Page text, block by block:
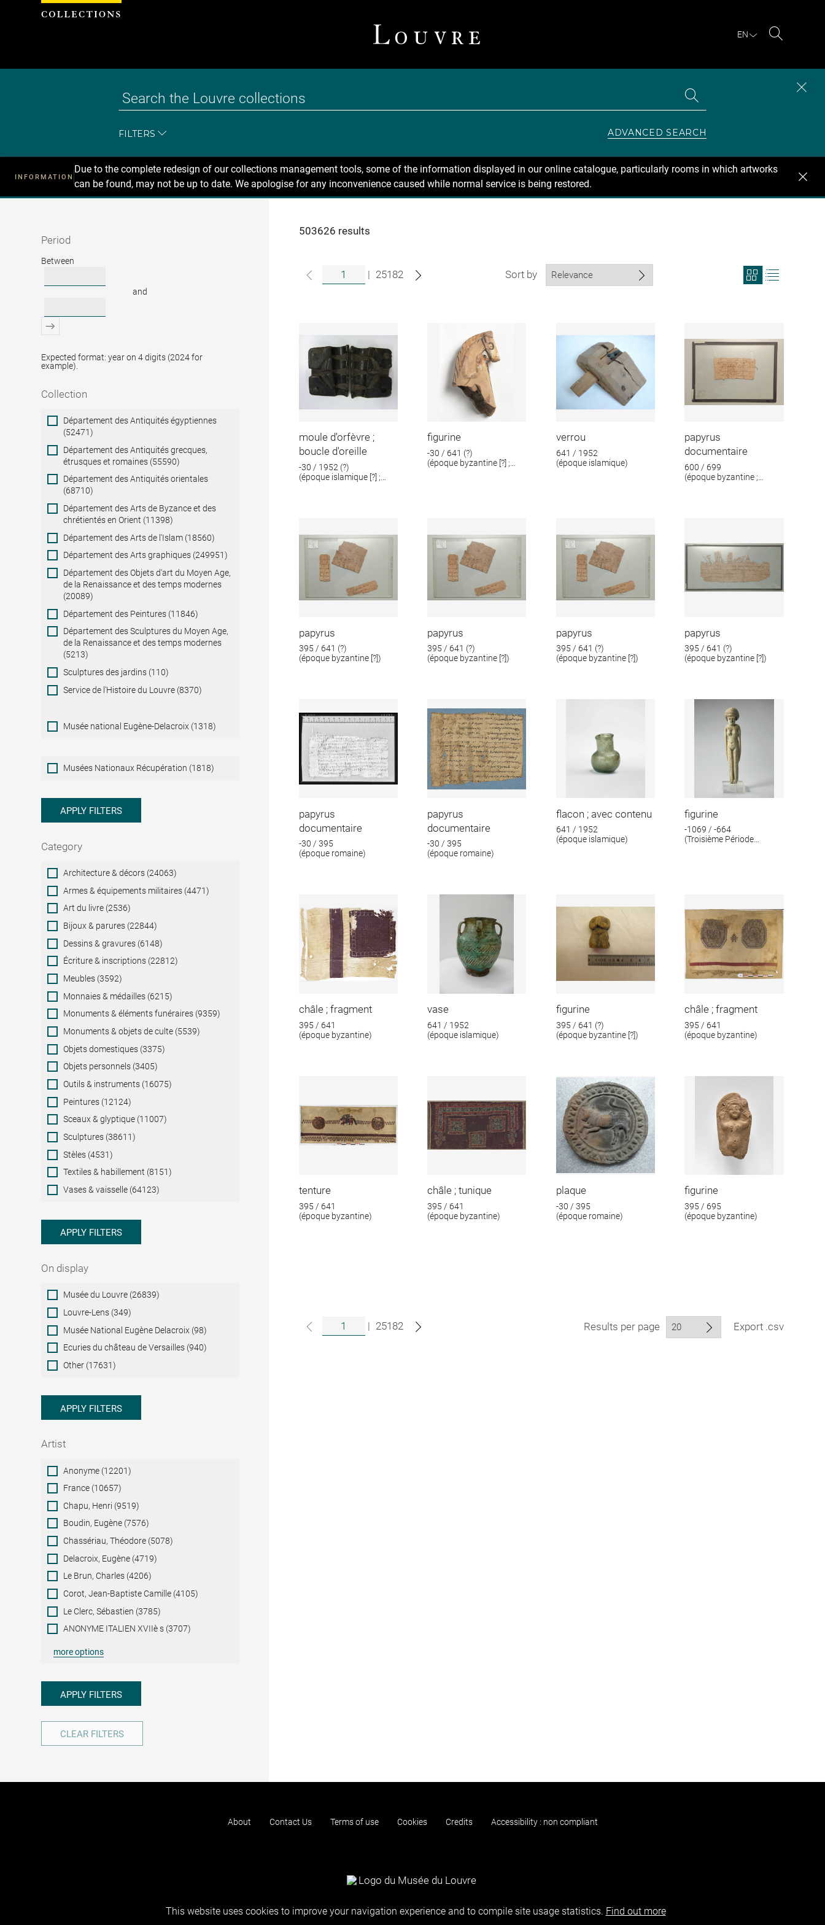
EN
FILTERS ADVANCED SEARCH
INFORMATION
Due to the complete redesign of our collections management tools, some of the information displayed in our online catalogue, particularly rooms in which artworks
can be found, may not be up to date. We apologise for any inconvenience caused while normal service is being restored.
Recherche
Period
Period
Between
and
Expected format: year on 4 digits (2024 for
example).
Collection
Collection
Département des Antiquités égyptiennes
(52471)
Département des Antiquités grecques,
étrusques et romaines (55590)
Département des Antiquités orientales
(68710)
Département des Arts de Byzance et des
chrétientés en Orient (11398)
Département des Arts de l'Islam (18560)
Département des Arts graphiques (249951)
Département des Objets d'art du Moyen Age,
de la Renaissance et des temps modernes
(20089)
Département des Peintures (11846)
Département des Sculptures du Moyen Age,
de la Renaissance et des temps modernes
(5213)
Sculptures des jardins (110)
Service de l'Histoire du Louvre (8370)
Musée national Eugène-Delacroix (1318)
Musées
Nationaux
Musées Nationaux Récupération (1818)
APPLY FILTERS
Category
Category
Architecture & décors (24063)
Armes & équipements militaires (4471)
Art du livre (2536)
Bijoux & parures (22844)
Dessins & gravures (6148)
Écriture & inscriptions (22812)
Meubles (3592)
Monnaies & médailles (6215)
Monuments & éléments funéraires (9359)
Monuments & objets de culte (5539)
Objets domestiques (3375)
Objets personnels (3405)
Outils & instruments (16075)
Peintures (12124)
Sceaux & glyptique (11007)
Sculptures (38611)
Stèles (4531)
Textiles & habillement (8151)
Vases & vaisselle (64123)
APPLY FILTERS
On display
On
display
Musée du Louvre (26839)
Louvre-Lens (349)
Musée National Eugène Delacroix (98)
Ecuries du château de Versailles (940)
Other (17631)
APPLY FILTERS
Artist
ArtistAnonyme (12201)
France (10657)
Chapu, Henri (9519)
Boudin, Eugène (7576)
Chassériau, Théodore (5078)
Delacroix, Eugène (4719)
Le Brun, Charles (4206)
Corot, Jean-Baptiste Camille (4105)
Le Clerc, Sébastien (3785)
ANONYME ITALIEN XVIIè s (3707)
more options
APPLY FILTERS
CLEAR FILTERS
503626 results
| 25182 Sort by
View
search
moule d'orfèvre ;
boucle d'oreille
-30 / 1952 (?)
(époque islamique [?] ;
figurine
-30 / 641 (?)
(époque byzantine [?] ;
verrou
641 / 1952
(époque islamique)
papyrus
documentaire
600 / 699
(époque byzantine ;
papyrus
395 / 641 (?)
(époque byzantine [?])
papyrus
395 / 641 (?)
(époque byzantine [?])
papyrus
395 / 641 (?)
(époque byzantine [?])
papyrus
395 / 641 (?)
(époque byzantine [?])
papyrus
documentaire
-30 / 395
(époque romaine)
papyrus
documentaire
-30 / 395
(époque romaine)
flacon ; avec contenu
641 / 1952
(époque islamique)
figurine
-1069 / -664
(Troisième Période
châle ; fragment
395 / 641
(époque byzantine)
vase
641 / 1952
(époque islamique)
figurine
395 / 641 (?)
(époque byzantine [?])
châle ; fragment
395 / 641
(époque byzantine)
tenture
395 / 641
(époque byzantine)
châle ; tunique
395 / 641
(époque byzantine)
plaque
-30 / 395
(époque romaine)
figurine
395 / 695
(époque byzantine)
| 25182 Results per page Export .csv
About Contact Us Terms of use Cookies Credits Accessibility : non compliant
Cookies management panel
This website uses cookies to improve your navigation experience and to compile site usage statistics. Find out more